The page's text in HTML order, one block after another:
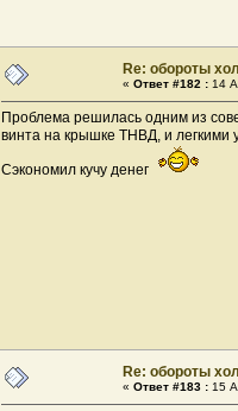
Re: обороты
« Ответ #182 : 14
Проблема решилась одним из
винта на крышке ТНВД, и легкими
Сэкономил кучу денег
Re: обороты
« Ответ #183 : 15